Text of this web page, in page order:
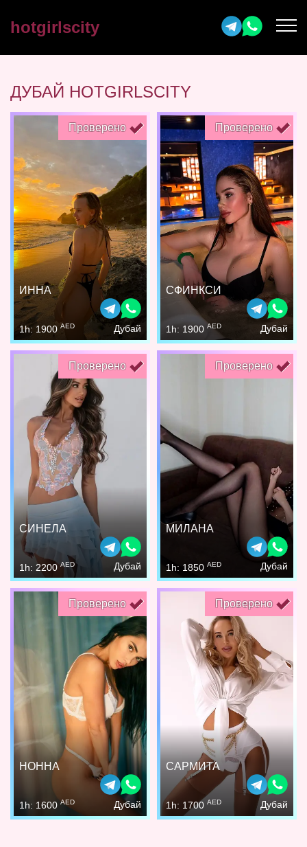
hotgirlscity
ДУБАЙ HOTGIRLSCITY
Проверено
ИННА
1h: 1900 AED Дубай
Проверено
СФИНКСИ
1h: 1900 AED Дубай
Проверено
СИНЕЛА
1h: 2200AED Дубай
Проверено
МИЛАНА
1h: 1850 AED Дубай
Проверено
НОННА
1h: 1600 AED Дубай
Проверено
САРМИТА
1h: 1700 AED Дубай